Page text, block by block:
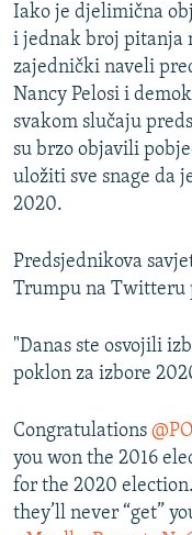
Iako je djelimična
i jednak broj pitanja
zajednički naveli
Nancy Pelosi i
svakom slučaju
su brzo objavili
uložiti sve snage da
2020.
Predsjednikova
Trumpu na Twitteru
"Danas ste osvojili
poklon za izbore
Congratulations ⁦
you won the 2016
for the 2020
they’ll never “get”